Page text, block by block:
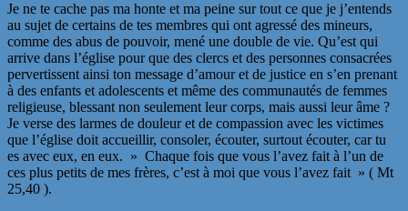
Je ne te cache pas ma honte et ma peine sur tout ce que je j’entends
au sujet de certains de tes membres qui ont agressé des mineurs,
comme des abus de pouvoir, mené une double de vie. Qu’est qui
arrive dans l’église pour que des clercs et des personnes consacrées
pervertissent ainsi ton message d’amour et de justice en s’en prenant
à des enfants et adolescents et même des communautés de femmes
religieuse, blessant non seulement leur corps, mais aussi leur âme ?
Je verse des larmes de douleur et de compassion avec les victimes
que l’église doit accueillir, consoler, écouter, surtout écouter, car tu
es avec eux, en eux. » Chaque fois que vous l’avez fait à l’un de
ces plus petits de mes frères, c’est à moi que vous l’avez fait » ( Mt
25,40 ).